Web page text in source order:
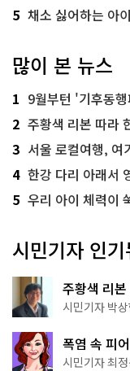
5 채소 싫어하는 아이도
많이 본 뉴스
1 9월부턴 '기후동
2 주황색 리본 따라 한강
3 서울 로컬여행,
4 한강 다리 아래서
5 우리 아이 체력이
시민기자 인
주황색 리
서울둘레길
시민기자 박상
폭염 속 피
무 명소
시민기자 최